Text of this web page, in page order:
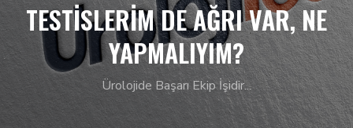
TESTISLERIM DE AĞRI VAR, NE
YAPMALIYIM?
Ürolojide Başarı Ekip İşidir...